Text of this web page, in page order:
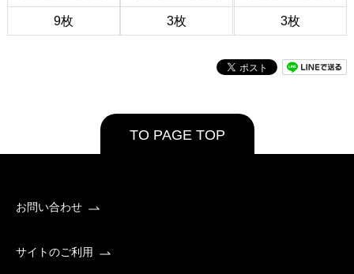
9枚 3枚 3枚
TO PAGE TOP
お問い合わせ
サイトのご利用